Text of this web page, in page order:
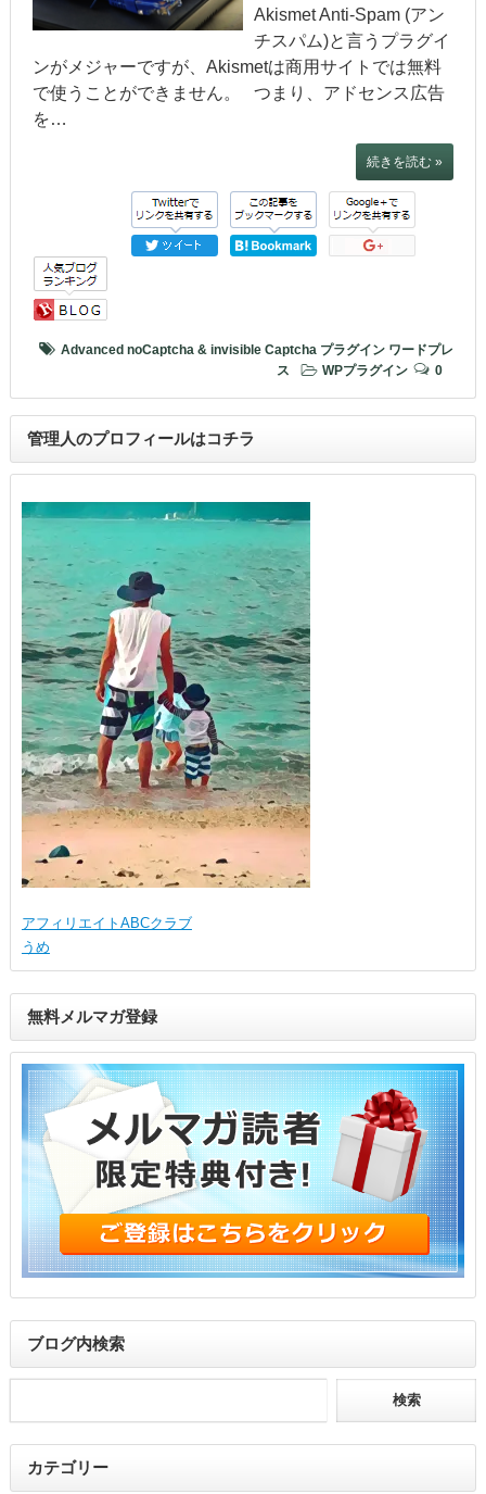
Akismet Anti-Spam (アン
チスパム)と言うプラグイ
ンがメジャーですが、Akismetは商用サイトでは無料
で使うことができません。 つまり、アドセンス広告
を…
続きを読む »
Advanced noCaptcha & invisible Captcha プラグイン ワードプレ
ス
WPプラグイン 0
管理人のプロフィールはコチラ
アフィリエイトABCクラブ
うめ
無料メルマガ登録
ブログ内検索
カテゴリー